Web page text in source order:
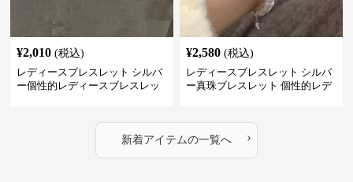
¥2,010 (税込)
レディースブレスレット シルバ
ー個性的レディースブレスレッ
¥2,580 (税込)
レディースブレスレット シルバ
ー真珠ブレスレット 個性的レデ
新着アイテムの一覧へ ›